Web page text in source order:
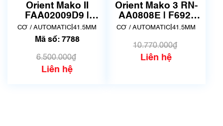
sử dụng nhưng rất đẹp,
không có xước)
Orient Mako II
FAA02009D9 |
AA02-C5-B | Made
in Japnan | Mã số
CƠ / AUTOMATIC 41.5MM
Mã số: 7788
6.500.000₫
Liên hệ
bày, thanh lý)
Orient Mako 3 RN-
AA0808E | F692-
UAA0 | Size
6801
CƠ / AUTOMATIC 41.5MM
10.770.000₫
Liên hệ